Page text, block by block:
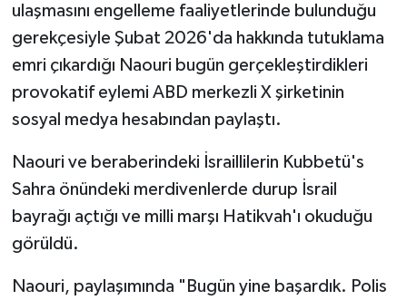
ulaşmasını engelleme faaliyetlerinde bulunduğu
gerekçesiyle Şubat 2026'da hakkında tutuklama
emri çıkardığı Naouri bugün gerçekleştirdikleri
provokatif eylemi ABD merkezli X şirketinin
sosyal medya hesabından paylaştı.
Naouri ve beraberindeki İsraillilerin Kubbetü's
Sahra önündeki merdivenlerde durup İsrail
bayrağı açtığı ve milli marşı Hatikvah'ı okuduğu
görüldü.
Naouri, paylaşımında "Bugün yine başardık. Polis
Bolu Müftülüğü
Burdur Müftülüğü
Bursa Müftülüğü
Çanakkale Müftülüğü
Çankırı Müftülüğü
Makaleler
Ekonomi
Duyurular
Podcast
Bilim, Teknoloji